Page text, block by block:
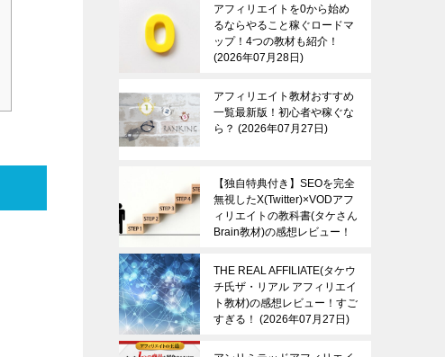
アフィリエイトを0から始め
るならやること稼ぐロードマ
ップ！4つの教材も紹介！
2026年07月28日
アフィリエイト教材おすすめ
一覧最新版！初心者や稼ぐな
ら？
2026年07月27日
【独自特典付き】SEOを完全
無視したX(Twitter)×VODアフ
ィリエイトの教科書(タケさん
Brain教材)の感想レビュー！
月27日
THE REAL AFFILIATE(タケウ
チ氏ザ・リアル アフィリエイ
ト教材)の感想レビュー！すご
すぎる！
2026年07月27日